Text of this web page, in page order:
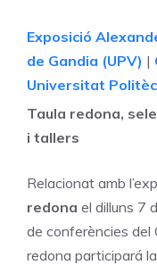
Exposició
de Gandia (UPV) |
Universitat
Taula redona,
i tallers
Relacionat amb
redona el dilluns 7
de conferències del
redona participará